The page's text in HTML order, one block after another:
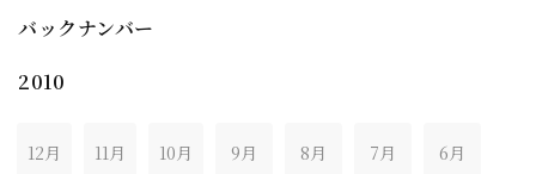
バックナンバー
2010
12月 11月 10月 9月 8月 7月 6月